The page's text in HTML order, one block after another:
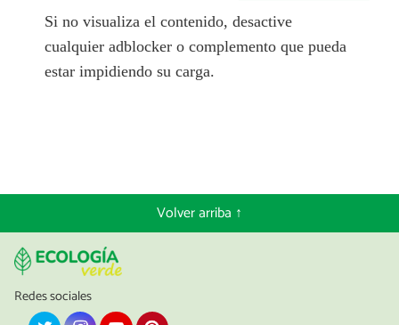
Si no visualiza el contenido, desactive
cualquier adblocker o complemento que pueda
estar impidiendo su carga.
Volver arriba ↑
Redes sociales